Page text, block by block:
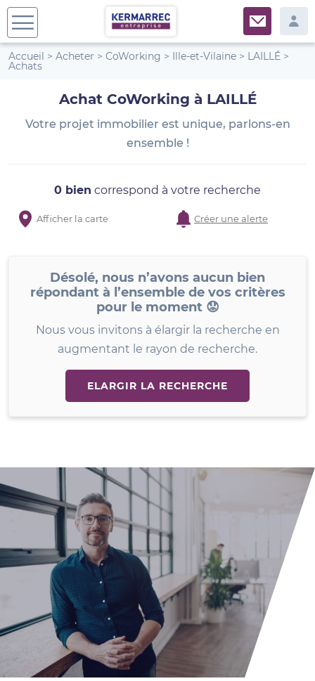
Accueil > Acheter > CoWorking > Ille-et-Vilaine > LAILLÉ >
Achats
Achat CoWorking à LAILLÉ
Votre projet immobilier est unique, parlons-en
ensemble !
0 bien correspond à votre recherche
Afficher la carte Créer une alerte
Désolé, nous n’avons aucun bien
répondant à l’ensemble de vos critères
pour le moment 😟
Nous vous invitons à élargir la recherche en
augmentant le rayon de recherche.
ELARGIR LA RECHERCHE